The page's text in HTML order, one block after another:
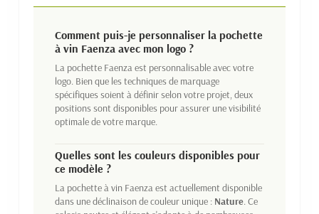
Comment puis-je personnaliser la pochette
à vin Faenza avec mon logo ?
La pochette Faenza est personnalisable avec votre
logo. Bien que les techniques de marquage
spécifiques soient à définir selon votre projet, deux
positions sont disponibles pour assurer une visibilité
optimale de votre marque.
Quelles sont les couleurs disponibles pour
ce modèle ?
La pochette à vin Faenza est actuellement disponible
dans une déclinaison de couleur unique : Nature. Ce